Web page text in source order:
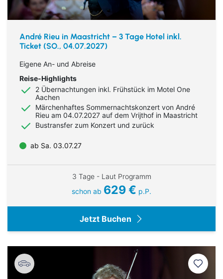
André Rieu in Maastricht – 3 Tage Hotel inkl.
Ticket (SO., 04.07.2027)
Eigene An- und Abreise
Reise-Highlights
2 Übernachtungen inkl. Frühstück im Motel One
Aachen
Märchenhaftes Sommernachtskonzert von André
Rieu am 04.07.2027 auf dem Vrijthof in Maastricht
Bustransfer zum Konzert und zurück
ab Sa. 03.07.27
3 Tage - Laut Programm
schon ab 629 € p.P.
Jetzt Buchen